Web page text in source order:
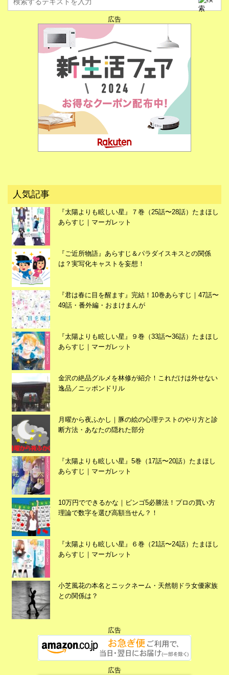
広告
人気記事
『太陽よりも眩しい星』７巻（25話〜28話）たまほし
あらすじ｜マーガレット
『ご近所物語』あらすじ＆パラダイスキスとの関係
は？実写化キャストを妄想！
『君は春に目を醒ます』完結！10巻あらすじ｜47話〜
49話・番外編・おまけまんが
『太陽よりも眩しい星』９巻（33話〜36話）たまほし
あらすじ｜マーガレット
金沢の絶品グルメを林修が紹介！これだけは外せない
逸品／ニッポンドリル
月曜から夜ふかし｜豚の絵の心理テストのやり方と診
断方法・あなたの隠れた部分
『太陽よりも眩しい星』5巻（17話〜20話）たまほし
あらすじ｜マーガレット
10万円でできるかな｜ビンゴ5必勝法！プロの買い方
理論で数字を選び高額当せん？！
『太陽よりも眩しい星』６巻（21話〜24話）たまほし
あらすじ｜マーガレット
小芝風花の本名とニックネーム・天然朝ドラ女優家族
との関係は？
広告
広告